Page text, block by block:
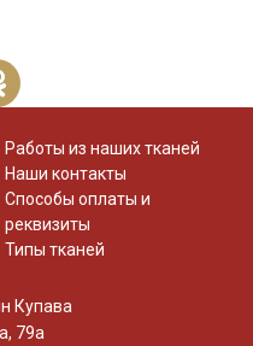
Работы из наших тканей
Наши контакты
Способы оплаты и
реквизиты
Типы тканей
Купава
79а